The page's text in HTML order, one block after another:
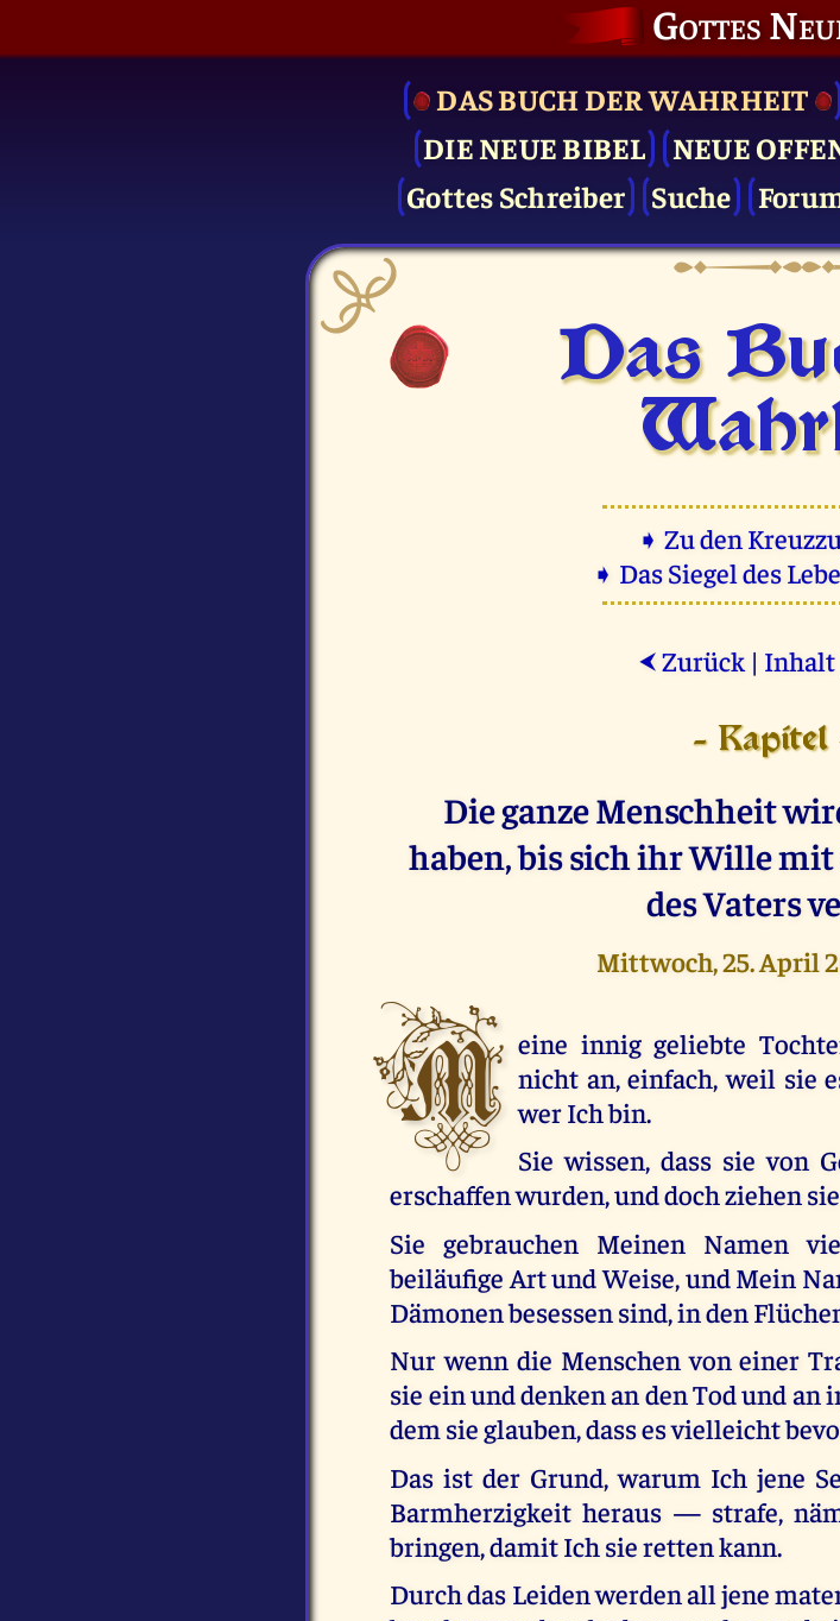
Gottes
DAS BUCH DER WAHRHEIT
DIE NEUE BIBEL
NEUE
Gottes Schreiber
Suche
Das
➧ Zu den
➧ Das Siegel des
⮜ Zurück | Inhalt
- Kapitel
Die ganze Menschheit
haben, bis sich ihr Wille
des Vaters
Mittwoch, 25. April
M eine innig geliebte
nicht an, einfach, weil sie
wer Ich bin.
Sie wissen, dass sie von
erschaffen wurden, und doch ziehen
Sie gebrauchen Meinen Namen
beiläufige Art und Weise, und Mein
Dämonen besessen sind, in den
Nur wenn die Menschen von einer
sie ein und denken an den Tod und
dem sie glauben, dass es vielleicht
Das ist der Grund, warum Ich jene
Barmherzigkeit heraus — strafe,
bringen, damit Ich sie retten kann.
Durch das Leiden werden all jene